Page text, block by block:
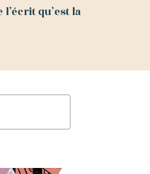
qu’est la